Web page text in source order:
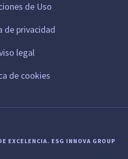
de Uso
de privacidad
legal
de cookies
EXCELENCIA. ESG INNOVA GROUP